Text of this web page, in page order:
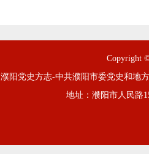
Copyright
濮阳党史方志-中共濮阳市委党史和地
地址：濮阳市人民路